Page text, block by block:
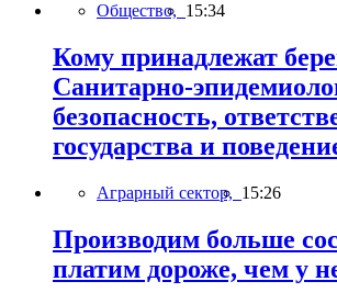
Общество, 15:34
Кому принадлежат
Санитарно-
безопасность,
государства и
Аграрный сектор, 15:26
Производим больше
платим дороже, чем у